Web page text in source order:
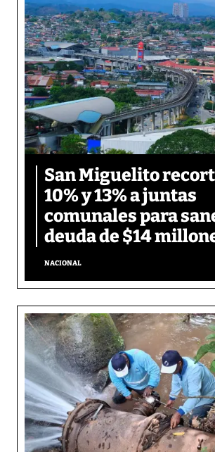
San Miguelito
10% y 13% a juntas
comunales para
deuda de $14
NACIONAL